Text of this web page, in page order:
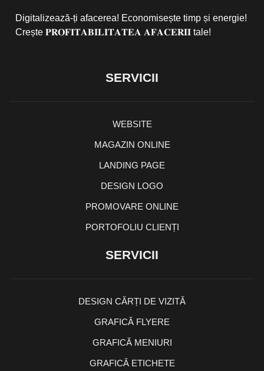
Digitalizează-ți afacerea! Economisește timp și energie!
Crește 𝐏𝐑𝐎𝐅𝐈𝐓𝐀𝐁𝐈𝐋𝐈𝐓𝐀𝐓𝐄𝐀 𝐀𝐅𝐀𝐂𝐄𝐑𝐈𝐈 tale!
SERVICII
WEBSITE
MAGAZIN ONLINE
LANDING PAGE
DESIGN LOGO
PROMOVARE ONLINE
PORTOFOLIU CLIENȚI
SERVICII
DESIGN CĂRȚI DE VIZITĂ
GRAFICĂ FLYERE
GRAFICĂ MENIURI
GRAFICĂ ETICHETE